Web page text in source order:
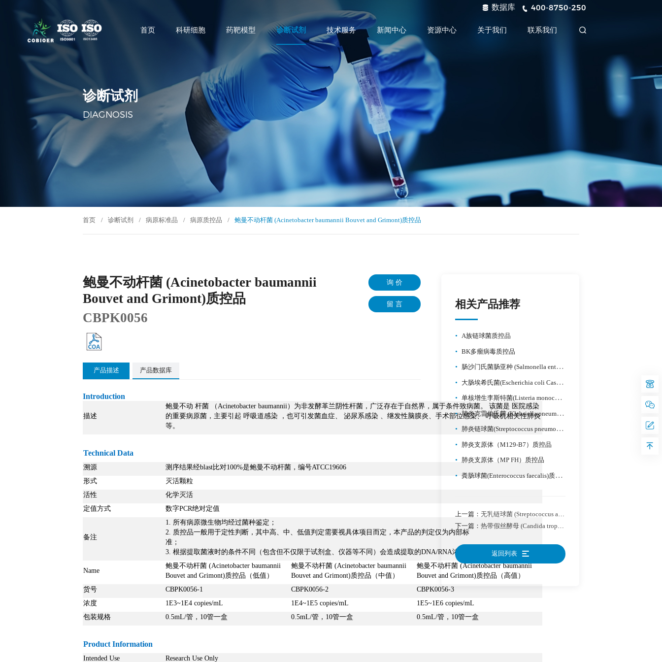
数据库 400-8750-250
首页 科研细胞 药靶模型 诊断试剂 技术服务 新闻中心 资源中心 关于我们 联系我们
诊断试剂
DIAGNOSIS
首页 / 诊断试剂 / 病原标准品 / 病原质控品 / 鲍曼不动杆菌 (Acinetobacter baumannii Bouvet and Grimont)质控品
鲍曼不动杆菌 (Acinetobacter baumannii
Bouvet and Grimont)质控品
CBPK0056
询 价
留 言
产品描述 产品数据库
Introduction
描述
鲍曼不动 杆菌 （Acinetobacter baumannii）为非发酵革兰阴性杆菌，广泛存在于自然界，属于条件致病菌。 该菌是 医院感染
的重要病原菌，主要引起 呼吸道感染 ，也可引发菌血症、 泌尿系感染 、继发性脑膜炎、手术部位感染、 呼吸机相关性肺炎
等。
Technical Data
溯源
测序结果经blast比对100%是鲍曼不动杆菌，编号ATCC19606
形式
灭活颗粒
活性
化学灭活
定值方式
数字PCR绝对定值
备注
1. 所有病原微生物均经过菌种鉴定；
2. 质控品一般用于定性判断，其中高、中、低值判定需要视具体项目而定，本产品的判定仅为内部标
准；
3. 根据提取菌液时的条件不同（包含但不仅限于试剂盒、仪器等不同）会造成提取的DNA/RNA浓度不同。
Name
鲍曼不动杆菌 (Acinetobacter baumannii
Bouvet and Grimont)质控品（低值）
鲍曼不动杆菌 (Acinetobacter baumannii
Bouvet and Grimont)质控品（中值）
鲍曼不动杆菌 (Acinetobacter baumannii
Bouvet and Grimont)质控品（高值）
货号
CBPK0056-1 CBPK0056-2
CBPK0056-3
浓度
1E3~1E4 copies/mL 1E4~1E5 copies/mL
1E5~1E6 copies/mL
包装规格
0.5mL/管，10管一盒 0.5mL/管，10管一盒 0.5mL/管，10管一盒
Product Information
Intended Use Research Use Only
相关产品推荐
• A族链球菌质控品
• BK多瘤病毒质控品
• 肠沙门氏菌肠亚种 (Salmonella enterica subsp. enterica)质控品
• 大肠埃希氏菌(Escherichia coli Castellani and Chalmers)质控品
• 单核增生李斯特菌(Listeria monocytogenes)质控品
• 肺炎克雷伯氏菌 (Klebsiella pneumoniae)质控品
• 肺炎链球菌(Streptococcus pneumoniae)质控品
• 肺炎支原体（M129-B7）质控品
• 肺炎支原体（MP FH）质控品
• 粪肠球菌(Enterococcus faecalis)质控品
上一篇： 无乳链球菌 (Streptococcus agalactiae Lehmann and Neumann)质控品
下一篇： 热带假丝酵母 (Candida tropicalis (Castellani) Berkhout)质控品
返回列表